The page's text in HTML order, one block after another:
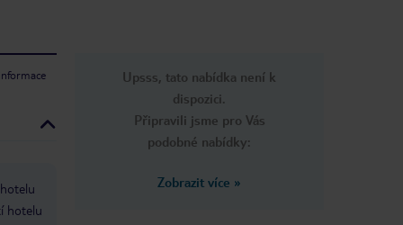
hotelu
Upsss, tato nabídka není k
dispozici.
Připravili jsme pro Vás
podobné nabídky:
Zobrazit více »